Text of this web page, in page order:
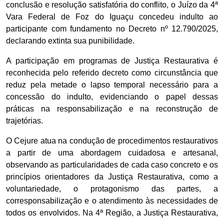
conclusão e resolução satisfatória do conflito, o Juízo da 4ª
Vara Federal de Foz do Iguaçu concedeu indulto ao
participante com fundamento no Decreto nº 12.790/2025,
declarando extinta sua punibilidade.
A participação em programas de Justiça Restaurativa é
reconhecida pelo referido decreto como circunstância que
reduz pela metade o lapso temporal necessário para a
concessão do indulto, evidenciando o papel dessas
práticas na responsabilização e na reconstrução de
trajetórias.
O Cejure atua na condução de procedimentos restaurativos
a partir de uma abordagem cuidadosa e artesanal,
observando as particularidades de cada caso concreto e os
princípios orientadores da Justiça Restaurativa, como a
voluntariedade, o protagonismo das partes, a
corresponsabilização e o atendimento às necessidades de
todos os envolvidos. Na 4ª Região, a Justiça Restaurativa,